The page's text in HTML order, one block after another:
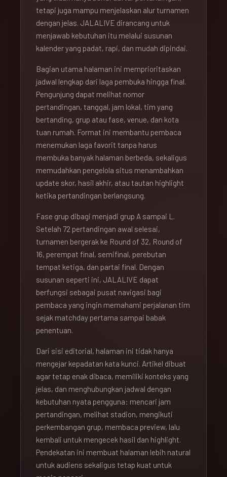
tetapi juga mampu menjelaskan alur turnamen
dengan jelas. JALALIVE dirancang untuk
menjawab kebutuhan itu melalui susunan
kalender yang padat, rapi, dan mudah dipindai.
Bagian utama halaman ini memprioritaskan
jadwal lengkap dari laga pembuka hingga final.
Pengunjung dapat melihat nomor
pertandingan, tanggal, jam lokal, tim yang
bertanding, grup atau fase, venue, dan kota
tuan rumah. Format ini membantu pembaca
menemukan laga favorit tanpa harus
membuka banyak halaman berbeda, sekaligus
memudahkan pengelola situs menambahkan
update skor, hasil akhir, atau tautan highlight
ketika pertandingan berlangsung.
Fase grup dibagi menjadi grup A sampai L.
Setelah 72 pertandingan awal selesai,
turnamen bergerak ke Round of 32, Round of
16, perempat final, semifinal, perebutan
tempat ketiga, dan partai final. Dengan
susunan seperti ini, JALALIVE dapat
berfungsi sebagai pusat navigasi bagi
pembaca yang ingin memahami perjalanan tim
sejak matchday pertama sampai babak
penentuan.
Dari sisi editorial, halaman ini tidak hanya
mengejar kepadatan kata kunci. Artikel dibuat
agar tetap enak dibaca, memiliki konteks yang
jelas, dan menghubungkan jadwal dengan
kebutuhan nyata pengguna: mencari jam
pertandingan, melihat stadion, mengikuti
perkembangan grup, membaca preview, lalu
kembali untuk mengecek hasil dan highlight.
Pendekatan ini membuat halaman lebih natural
untuk audiens sekaligus tetap kuat untuk